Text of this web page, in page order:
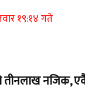
१९:१४ गते
नजिक,